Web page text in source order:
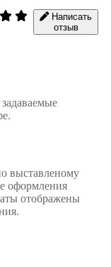
Написать
отзыв
выставленому
оформления
отображены